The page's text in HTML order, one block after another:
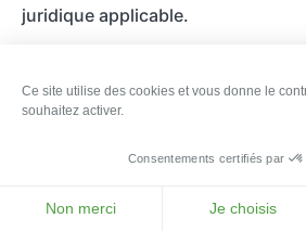
juridique applicable.
Les modalités d’exercice
par courrier postal à l’adresse
Ce site utilise des cookies et vous donne le
souhaitez activer.
Consentements certifiés par
Non merci Je choisis